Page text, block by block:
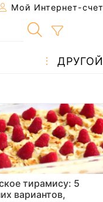
Мой Интернет-счет
ДРУГОЙ
тирамису: 5
вариантов,